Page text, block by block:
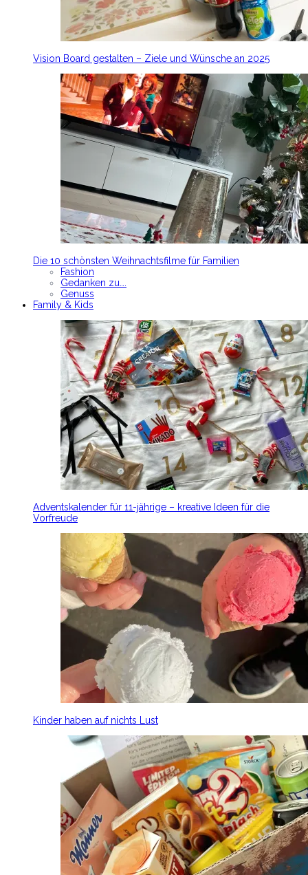
Vision Board gestalten – Ziele und Wünsche an 2025
Die 10 schönsten Weihnachtsfilme für Familien
Fashion
Gedanken zu….
Genuss
Family & Kids
Adventskalender für 11-jährige – kreative Ideen für die
Vorfreude
Kinder haben auf nichts Lust